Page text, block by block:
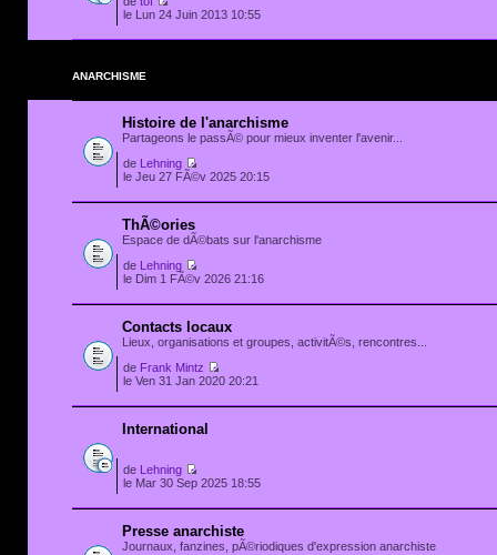
le Lun 24 Juin 2013 10:55
ANARCHISME
Histoire de l'anarchisme
Partageons le passÃ© pour mieux inventer l'avenir...
de
Lehning
le Jeu 27 FÃ©v 2025 20:15
ThÃ©ories
Espace de dÃ©bats sur l'anarchisme
de
Lehning
le Dim 1 FÃ©v 2026 21:16
Contacts locaux
Lieux, organisations et groupes, activitÃ©s, rencontres...
de Frank Mintz
le Ven 31 Jan 2020 20:21
International
de
Lehning
le Mar 30 Sep 2025 18:55
Presse anarchiste
Journaux, fanzines, pÃ©riodiques d'expression anarchiste